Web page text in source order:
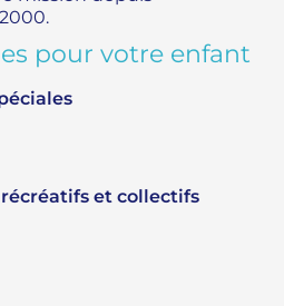
pour votre enfant
et collectifs